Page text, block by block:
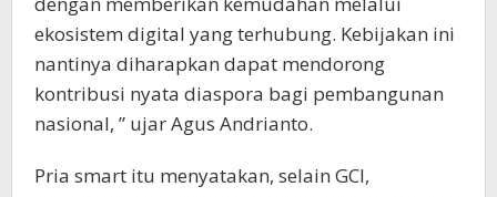
ekosistem digital yang terhubung. Kebijakan ini
nantinya diharapkan dapat mendorong
kontribusi nyata diaspora bagi pembangunan
nasional, ” ujar Agus Andrianto.
Pria smart itu menyatakan, selain GCI,